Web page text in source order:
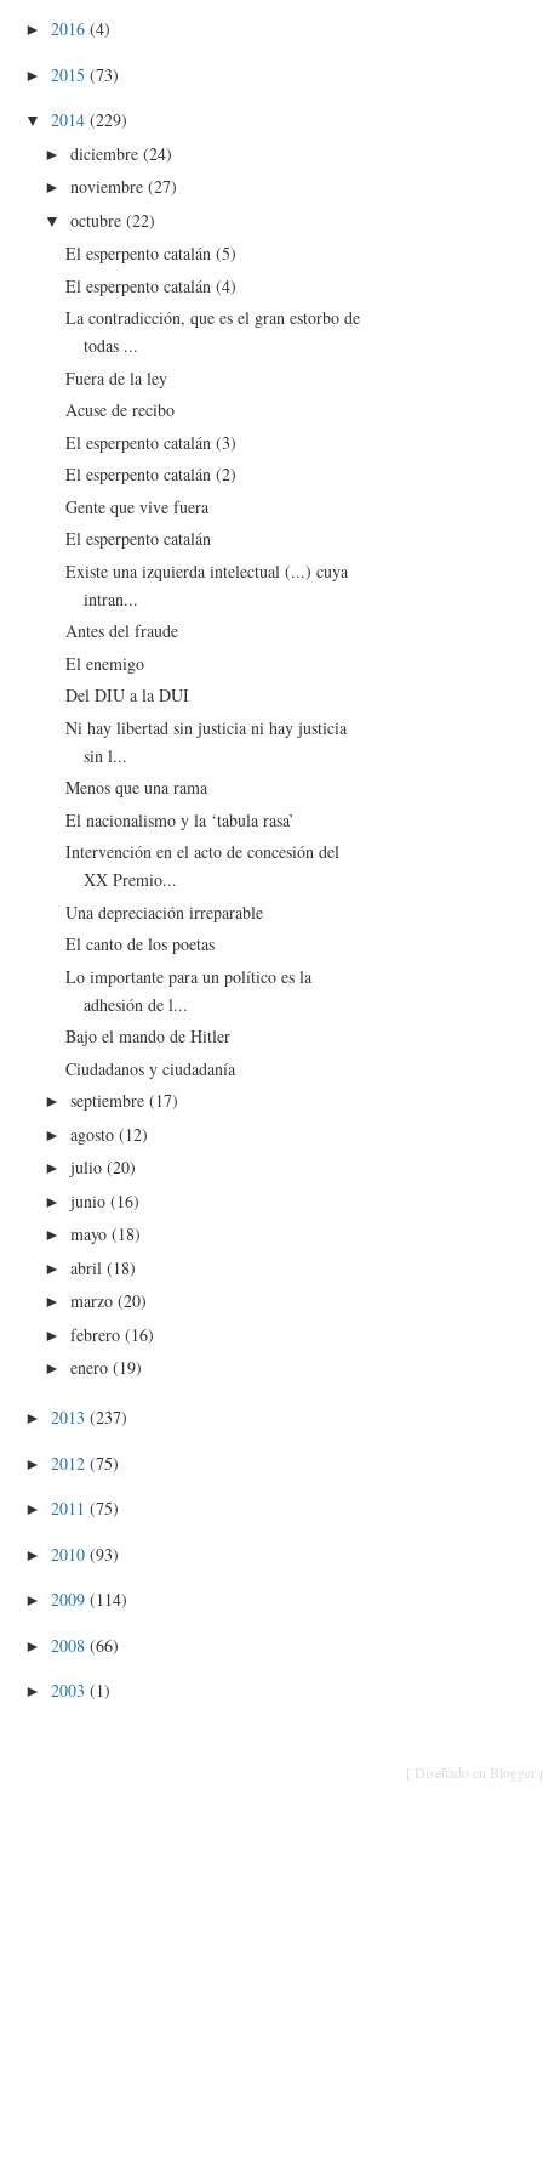
► 2016 (4)
► 2015 (73)
▼ 2014 (229)
►diciembre(24)
►noviembre(27)
▼octubre(22)
El esperpento catalán (5)
El esperpento catalán (4)
La contradicción, que es el gran estorbo de
todas ...
Fuera de la ley
Acuse de recibo
El esperpento catalán (3)
El esperpento catalán (2)
Gente que vive fuera
El esperpento catalán
Existe una izquierda intelectual (...) cuya
intran...
Antes del fraude
El enemigo
Del DIU a la DUI
Ni hay libertad sin justicia ni hay justicia
sin l...
Menos que una rama
El nacionalismo y la ‘tabula rasa’
Intervención en el acto de concesión del
XX Premio...
Una depreciación irreparable
El canto de los poetas
Lo importante para un político es la
adhesión de l...
Bajo el mando de Hitler
Ciudadanos y ciudadanía
►septiembre(17)
►agosto(12)
►julio(20)
►junio(16)
►mayo(18)
►abril(18)
►marzo(20)
►febrero(16)
►enero(19)
► 2013 (237)
► 2012 (75)
► 2011 (75)
► 2010 (93)
► 2009 (114)
► 2008 (66)
► 2003 (1)
[ Diseñado en Blogger